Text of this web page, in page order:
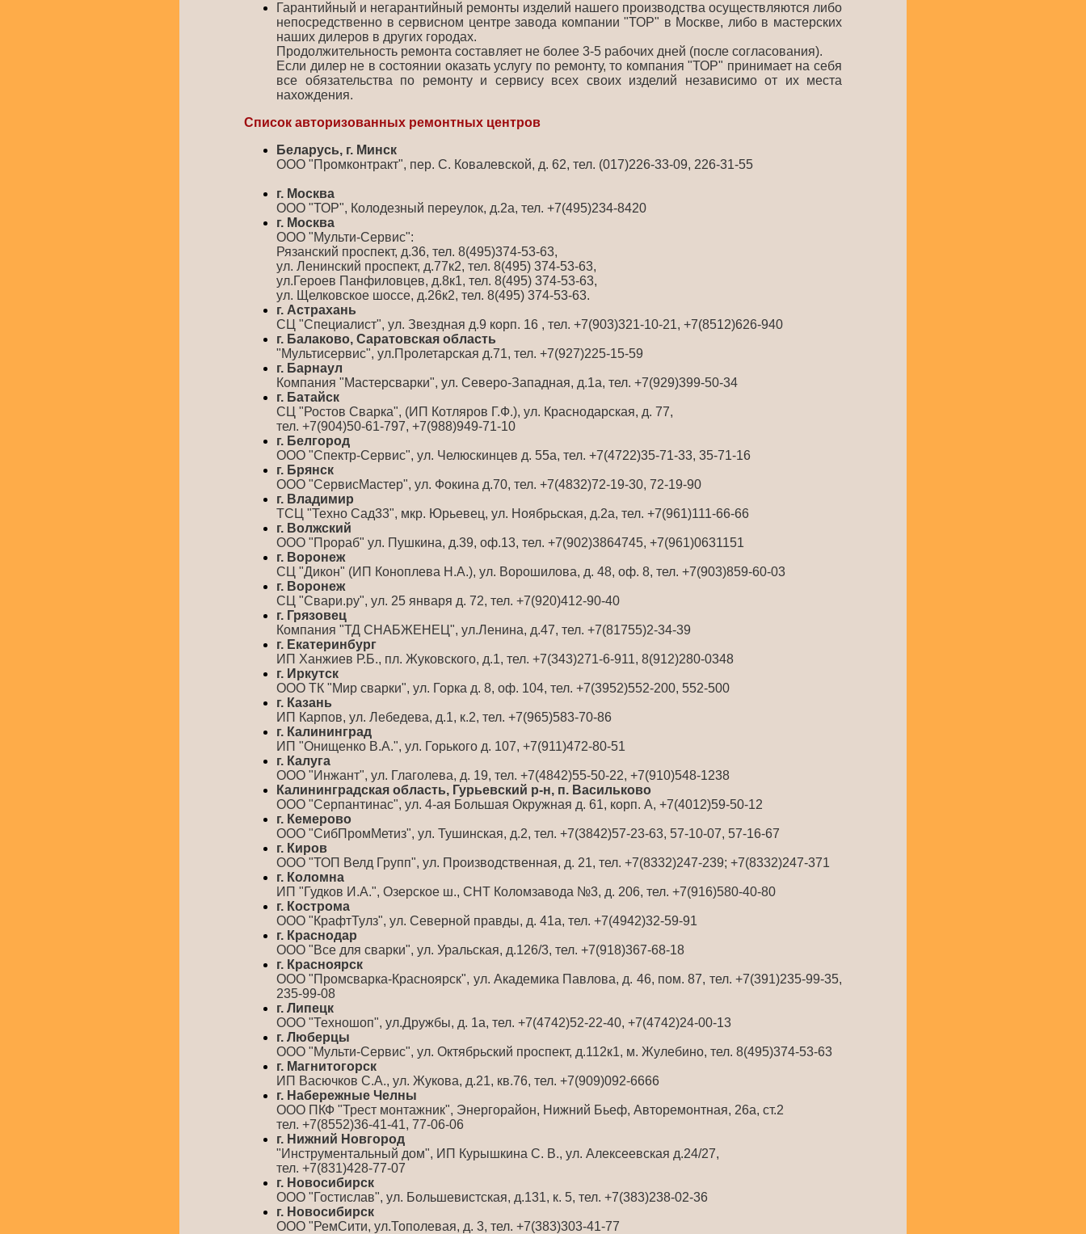
Гарантийный и негарантийный ремонты изделий нашего производства осуществляются либо
непосредственно в сервисном центре завода компании "ТОР" в Москве, либо в мастерских
наших дилеров в других городах.
Продолжительность ремонта составляет не более 3-5 рабочих дней (после согласования).
Если дилер не в состоянии оказать услугу по ремонту, то компания "ТОР" принимает на себя
все обязательства по ремонту и сервису всех своих изделий независимо от их места
нахождения.
Список авторизованных ремонтных центров
Беларусь, г. Минск
ООО "Промконтракт", пер. С. Ковалевской, д. 62, тел. (017)226-33-09, 226-31-55
г. Москва
ООО "ТОР", Колодезный переулок, д.2а, тел. +7(495)234-8420
г. Москва
ООО "Мульти-Сервис":
Рязанский проспект, д.36, тел. 8(495)374-53-63,
ул. Ленинский проспект, д.77к2, тел. 8(495) 374-53-63,
ул.Героев Панфиловцев, д.8к1, тел. 8(495) 374-53-63,
ул. Щелковское шоссе, д.26к2, тел. 8(495) 374-53-63.
г. Астрахань
СЦ "Специалист", ул. Звездная д.9 корп. 16 , тел. +7(903)321-10-21, +7(8512)626-940
г. Балаково, Саратовская область
"Мультисервис", ул.Пролетарская д.71, тел. +7(927)225-15-59
г. Барнаул
Компания "Мастерсварки", ул. Северо-Западная, д.1а, тел. +7(929)399-50-34
г. Батайск
СЦ "Ростов Сварка", (ИП Котляров Г.Ф.), ул. Краснодарская, д. 77,
тел. +7(904)50-61-797, +7(988)949-71-10
г. Белгород
ООО "Спектр-Сервис", ул. Челюскинцев д. 55а, тел. +7(4722)35-71-33, 35-71-16
г. Брянск
ООО "СервисМастер", ул. Фокина д.70, тел. +7(4832)72-19-30, 72-19-90
г. Владимир
ТСЦ "Техно Сад33", мкр. Юрьевец, ул. Ноябрьская, д.2а, тел. +7(961)111-66-66
г. Волжский
ООО "Прораб" ул. Пушкина, д.39, оф.13, тел. +7(902)3864745, +7(961)0631151
г. Воронеж
СЦ "Дикон" (ИП Коноплева Н.А.), ул. Ворошилова, д. 48, оф. 8, тел. +7(903)859-60-03
г. Воронеж
СЦ "Свари.ру", ул. 25 января д. 72, тел. +7(920)412-90-40
г. Грязовец
Компания "ТД СНАБЖЕНЕЦ", ул.Ленина, д.47, тел. +7(81755)2-34-39
г. Екатеринбург
ИП Ханжиев Р.Б., пл. Жуковского, д.1, тел. +7(343)271-6-911, 8(912)280-0348
г. Иркутск
ООО ТК "Мир сварки", ул. Горка д. 8, оф. 104, тел. +7(3952)552-200, 552-500
г. Казань
ИП Карпов, ул. Лебедева, д.1, к.2, тел. +7(965)583-70-86
г. Калининград
ИП "Онищенко В.А.", ул. Горького д. 107, +7(911)472-80-51
г. Калуга
ООО "Инжант", ул. Глаголева, д. 19, тел. +7(4842)55-50-22, +7(910)548-1238
Калининградская область, Гурьевский р-н, п. Васильково
ООО "Серпантинас", ул. 4-ая Большая Окружная д. 61, корп. А, +7(4012)59-50-12
г. Кемерово
ООО "СибПромМетиз", ул. Тушинская, д.2, тел. +7(3842)57-23-63, 57-10-07, 57-16-67
г. Киров
ООО "ТОП Велд Групп", ул. Производственная, д. 21, тел. +7(8332)247-239; +7(8332)247-371
г. Коломна
ИП "Гудков И.А.", Озерское ш., СНТ Коломзавода №3, д. 206, тел. +7(916)580-40-80
г. Кострома
ООО "КрафтТулз", ул. Северной правды, д. 41а, тел. +7(4942)32-59-91
г. Краснодар
ООО "Все для сварки", ул. Уральская, д.126/3, тел. +7(918)367-68-18
г. Красноярск
ООО "Промсварка-Красноярск", ул. Академика Павлова, д. 46, пом. 87, тел. +7(391)235-99-35,
235-99-08
г. Липецк
ООО "Техношоп", ул.Дружбы, д. 1а, тел. +7(4742)52-22-40, +7(4742)24-00-13
г. Люберцы
ООО "Мульти-Сервис", ул. Октябрьский проспект, д.112к1, м. Жулебино, тел. 8(495)374-53-63
г. Магнитогорск
ИП Васючков С.А., ул. Жукова, д.21, кв.76, тел. +7(909)092-6666
г. Набережные Челны
ООО ПКФ "Трест монтажник", Энергорайон, Нижний Бьеф, Авторемонтная, 26а, ст.2
тел. +7(8552)36-41-41, 77-06-06
г. Нижний Новгород
"Инструментальный дом", ИП Курышкина С. В., ул. Алексеевская д.24/27,
тел. +7(831)428-77-07
г. Новосибирск
ООО "Гостислав", ул. Большевистская, д.131, к. 5, тел. +7(383)238-02-36
г. Новосибирск
ООО "РемСити, ул.Тополевая, д. 3, тел. +7(383)303-41-77